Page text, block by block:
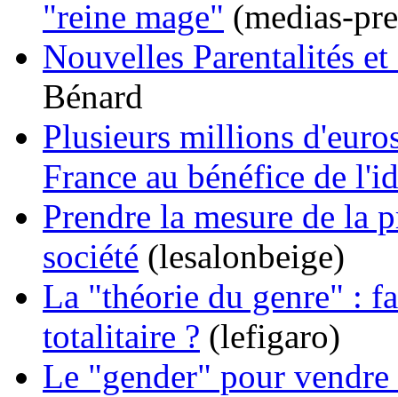
"reine mage" (medias-
Nouvelles Parentalités
Bénard
Plusieurs millions
France au bénéfice de
Prendre la mesure de la
société (lesalonbeige)
La "théorie du genre" :
totalitaire ? (lefigaro)
Le "gender" pour vendre